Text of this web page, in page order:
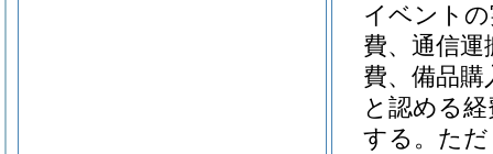
イベント
費、通信運
費、備品購
と認める経
する。 た